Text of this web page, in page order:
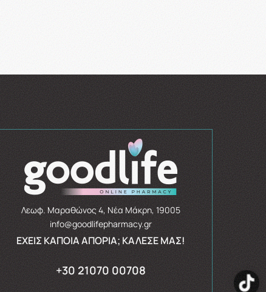
Λεωφ. Μαραθώνος 4, Νέα Μάκρη, 19005
info@goodlifepharmacy.gr
ΈΧΕΙΣ ΚΆΠΟΙΑ ΑΠΟΡΊΑ; ΚΆΛΕΣΈ ΜΑΣ!
+30 21070 00708